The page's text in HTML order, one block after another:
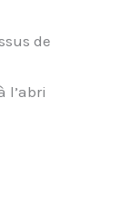
de
l’abri